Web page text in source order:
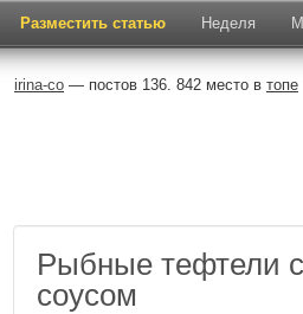
Разместить статью Неделя
irina-co — постов 136. 842 место в топе
Рыбные тефтели
соусом